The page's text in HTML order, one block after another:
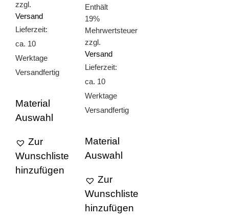
zzgl.
Versand
Lieferzeit:
ca. 10
Werktage
Versandfertig
Material
Auswahl
Zur
Wunschliste
hinzufügen
Enthält
19%
Mehrwertsteuer
zzgl.
Versand
Lieferzeit:
ca. 10
Werktage
Versandfertig
Material
Auswahl
Zur
Wunschliste
hinzufügen